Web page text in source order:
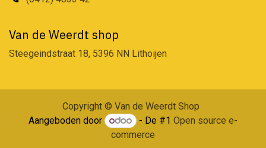
Van de Weerdt shop
Steegeindstraat 18, 5396 NN Lithoijen
Copyright © Van de Weerdt Shop
Aangeboden door
- De #1Open source e-
commerce